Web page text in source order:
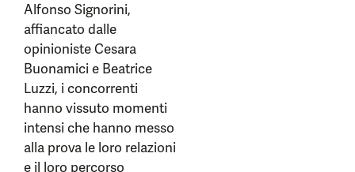
Alfonso Signorini,
affiancato dalle
opinioniste Cesara
Buonamici e Beatrice
Luzzi, i concorrenti
hanno vissuto momenti
intensi che hanno messo
alla prova le loro relazioni
e il loro percorso